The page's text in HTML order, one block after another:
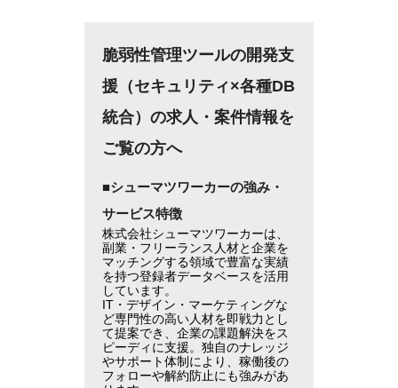
脆弱性管理ツールの開発支
援（セキュリティ×各種DB
統合）の求人・案件情報を
ご覧の方へ
■シューマツワーカーの強み・
サービス特徴
株式会社シューマツワーカーは、
副業・フリーランス人材と企業を
マッチングする領域で豊富な実績
を持つ登録者データベースを活用
しています。
IT・デザイン・マーケティングな
ど専門性の高い人材を即戦力とし
て提案でき、企業の課題解決をス
ピーディに支援。独自のナレッジ
やサポート体制により、稼働後の
フォローや解約防止にも強みがあ